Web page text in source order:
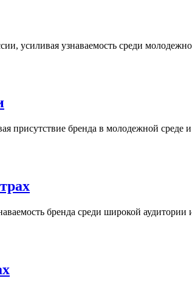
усиливая узнаваемость среди
присутствие бренда в молодежной среде
бренда среди широкой аудитории